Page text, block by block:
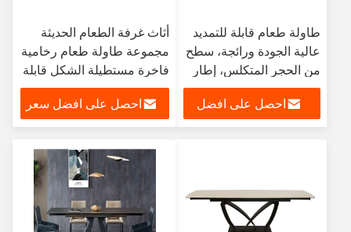
طاولة طعام قابلة للتمديد
عالية الجودة ورائجة، سطح
من الحجر المتكلس، إطار
من الفولاذ المقاوم للصدأ،
أثاث غرفة الطعام
احصل على افضل
أثاث غرفة الطعام الحديثة
مجموعة طاولة طعام رخامية
فاخرة مستطيلة الشكل قابلة
للتمديد مع كراسي 6 مقاعد
للبيع
احصل على افضل سعر